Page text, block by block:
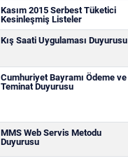
Kasım 2015 Serbest Tüketici
Kesinleşmiş Listeler
Kış Saati Uygulaması Duyurusu
Cumhuriyet Bayramı Ödeme ve
Teminat Duyurusu
MMS Web Servis Metodu
Duyurusu